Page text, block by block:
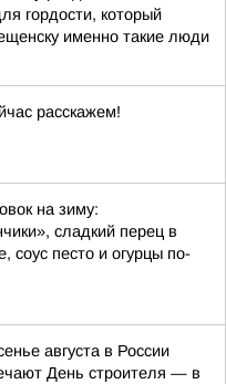
гордости, который
именно такие люди
расскажем!
на зиму:
сладкий перец в
соус песто и огурцы по-
августа в России
День строителя — в